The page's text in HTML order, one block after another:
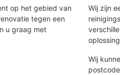
op het gebied van
tegen een
u graag met
Wij zijn
Wij